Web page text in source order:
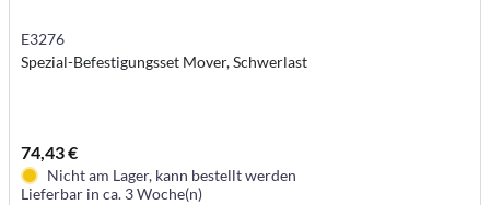
E3276
Spezial-Befestigungsset Mover, Schwerlast
74,43 €
Nicht am Lager, kann bestellt werden
Lieferbar in ca. 3 Woche(n)